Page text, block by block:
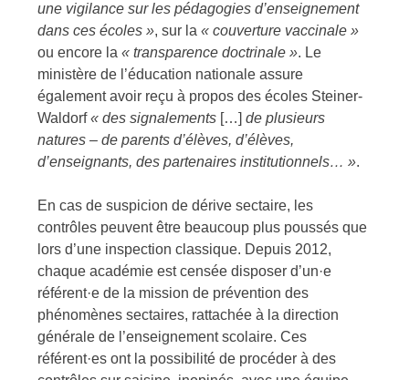
une vigilance sur les pédagogies d’enseignement
dans ces écoles », sur la«couverture vaccinale »
ou encore la« transparence doctrinale ». Le
ministère de l’éducation nationale assure
également avoir reçu à propos des écoles Steiner-
Waldorf« dessignalements […]de plusieurs
natures – de parents d’élèves, d’élèves,
d’enseignants, des partenaires institutionnels… ».
En cas de suspicion de dérive sectaire, les
contrôles peuvent être beaucoup plus poussés que
lors d’une inspection classique. Depuis 2012,
chaque académie est censée disposer d’un·e
référent·e de la mission de prévention des
phénomènes sectaires, rattachée à la direction
générale de l’enseignement scolaire. Ces
référent·es ont la possibilité de procéder à des